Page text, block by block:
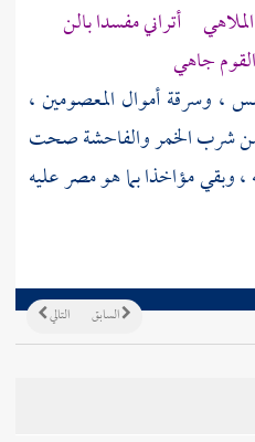
أتراني مفسدا بالن
جاهي
، وسرقة أموال المعصومين ،
من شرب الخمر والفاحشة صحت
، وبقي مؤاخذا بما هو مصر عليه
التالي السابق